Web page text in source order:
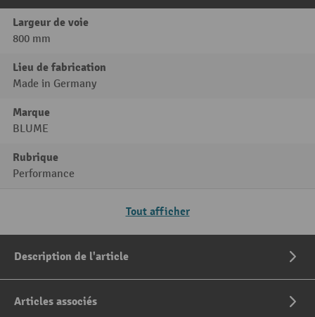
Largeur de voie
800 mm
Lieu de fabrication
Made in Germany
Marque
BLUME
Rubrique
Performance
Tout afficher
Description de l'article
Articles associés